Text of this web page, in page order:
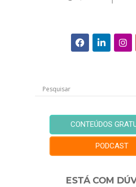
CONTEÚDOS
PODCAST
ESTÁ COM